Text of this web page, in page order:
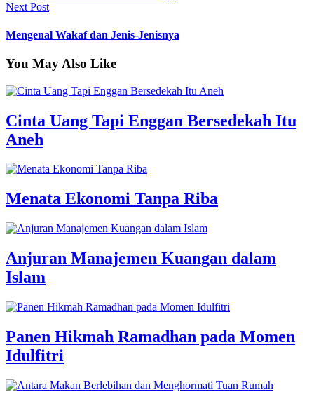
Next Post
Mengenal Wakaf dan Jenis-Jenisnya
You May Also Like
Cinta Uang Tapi Enggan Bersedekah Itu
Aneh
Menata Ekonomi Tanpa Riba
Anjuran Manajemen Kuangan dalam
Islam
Panen Hikmah Ramadhan pada Momen
Idulfitri